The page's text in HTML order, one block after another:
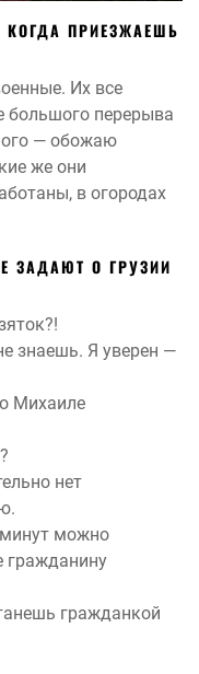
КОГДА ПРИЕЗЖАЕШЬ
Их все
большого перерыва
— обожаю
же они
в огородах
ЗАДАЮТ О ГРУЗИИ
знаешь. Я уверен —
Михаиле
нет
минут можно
гражданину
гражданкой